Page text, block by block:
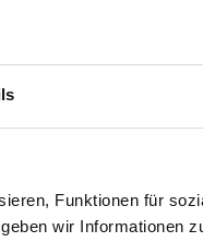
Funktionen für
wir Informationen